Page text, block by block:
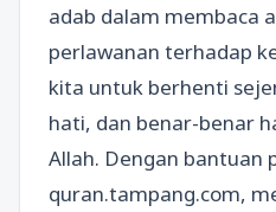
adab dalam membaca
perlawanan terhadap
kita untuk berhenti
hati, dan benar-benar
Allah. Dengan bantuan
quran.tampang.com,